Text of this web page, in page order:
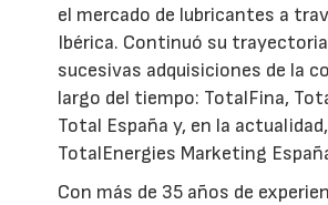
el mercado de lubricantes a
Ibérica. Continuó su
sucesivas adquisiciones de la
largo del tiempo: TotalFina,
Total España y, en la actualidad,
TotalEnergies Marketing
Con más de 35 años de